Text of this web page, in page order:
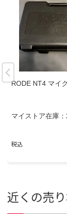
RODE NT4 マイク
マイストア在庫：
税込
近くの売